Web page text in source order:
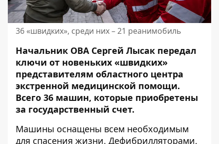
36 «швидких», среди них – 21 реанимобиль
Начальник ОВА Сергей Лысак передал
ключи от новеньких «швидких»
представителям областного центра
экстренной медицинской помощи.
Всего 36 машин, которые приобретены
за государственный счет.
Машины оснащены всем необходимым
для спасения жизни. Дефибрилляторами,